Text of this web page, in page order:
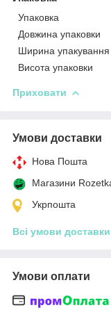
Упаковка
Довжина упаковки
Ширина упакування
Висота упаковки
Приховати
Умови доставки
Нова Пошта
Магазини
Укрпошта
Всі умови доставки
Умови оплати